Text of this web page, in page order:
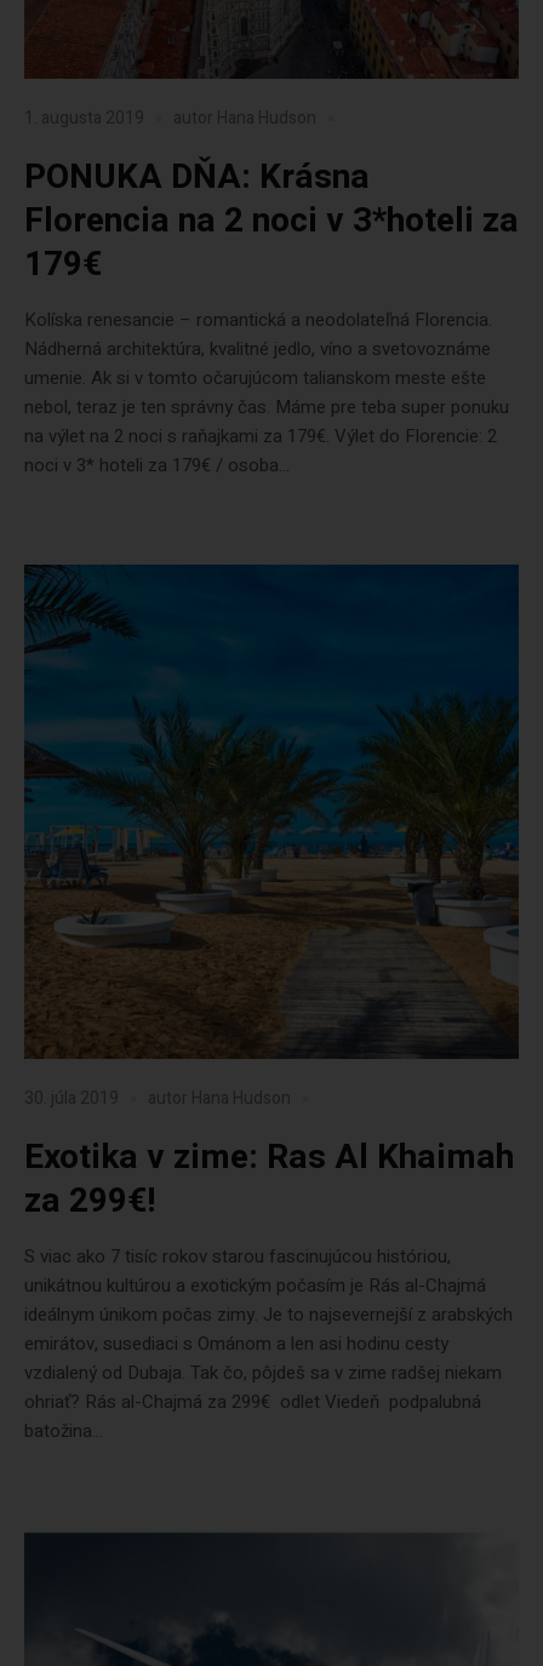
1. augusta 2019 autor Hana Hudson
PONUKA DŇA: Krásna
Florencia na 2 noci v 3*hoteli za
179€
Kolíska renesancie – romantická a neodolateľná Florencia.
Nádherná architektúra, kvalitné jedlo, víno a svetovoznáme
umenie. Ak si v tomto očarujúcom talianskom meste ešte
nebol, teraz je ten správny čas. Máme pre teba super ponuku
na výlet na 2 noci s raňajkami za 179€. Výlet do Florencie: 2
noci v 3* hoteli za 179€ / osoba...
30. júla 2019 autor Hana Hudson
Exotika v zime: Ras Al Khaimah
za 299€!
S viac ako 7 tisíc rokov starou fascinujúcou históriou,
unikátnou kultúrou a exotickým počasím je Rás al-Chajmá
ideálnym únikom počas zimy. Je to najsevernejší z arabských
emirátov, susediaci s Ománom a len asi hodinu cesty
vzdialený od Dubaja. Tak čo, pôjdeš sa v zime radšej niekam
ohriať? Rás al-Chajmá za 299€ odlet Viedeň podpalubná
batožina...